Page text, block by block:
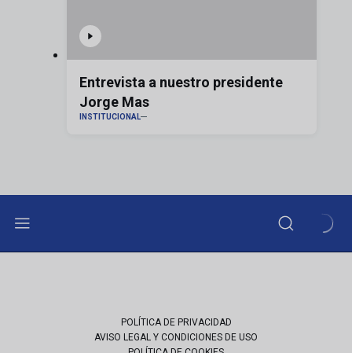
Entrevista a nuestro presidente
Jorge Mas
INSTITUCIONAL
POLÍTICA DE PRIVACIDAD
AVISO LEGAL Y CONDICIONES DE USO